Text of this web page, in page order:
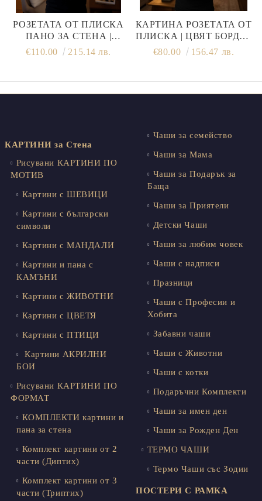
РОЗЕТАТА ОТ ПЛИСКА
ПАНО ЗА СТЕНА |
БУРГУНДСКО ЛИЛАВО
€110.00 215.14 лв.
КАРТИНА РОЗЕТАТА ОТ
ПЛИСКА | ЦВЯТ БОРДО |
РЪЧНА ИЗРАБОТКА
€80.00 156.47 лв.
КАРТИНИ за Стена
Рисувани КАРТИНИ ПО
МОТИВ
Картини с ШЕВИЦИ
Картини с български
символи
Картини с МАНДАЛИ
Картини и пана с
КАМЪНИ
Картини с ЖИВОТНИ
Картини с ЦВЕТЯ
Картини с ПТИЦИ
Картини АКРИЛНИ
БОИ
Рисувани КАРТИНИ ПО
ФОРМАТ
КОМПЛЕКТИ картини и
пана за стена
Комплект картини от 2
части (Диптих)
Комплект картини от 3
части (Триптих)
Чаши за семейство
Чаши за Мама
Чаши за Подарък за
Баща
Чаши за Приятели
Детски Чаши
Чаши за любим човек
Чаши с надписи
Празници
Чаши с Професии и
Хобита
Забавни чаши
Чаши с Животни
Чаши с котки
Подаръчни Комплекти
Чаши за имен ден
Чаши за Рожден Ден
ТЕРМО ЧАШИ
Термо Чаши със Зодии
ПОСТЕРИ С РАМКА